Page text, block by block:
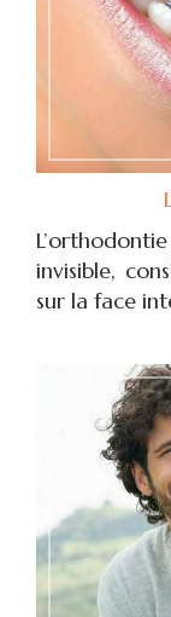
invisible,
sur la face